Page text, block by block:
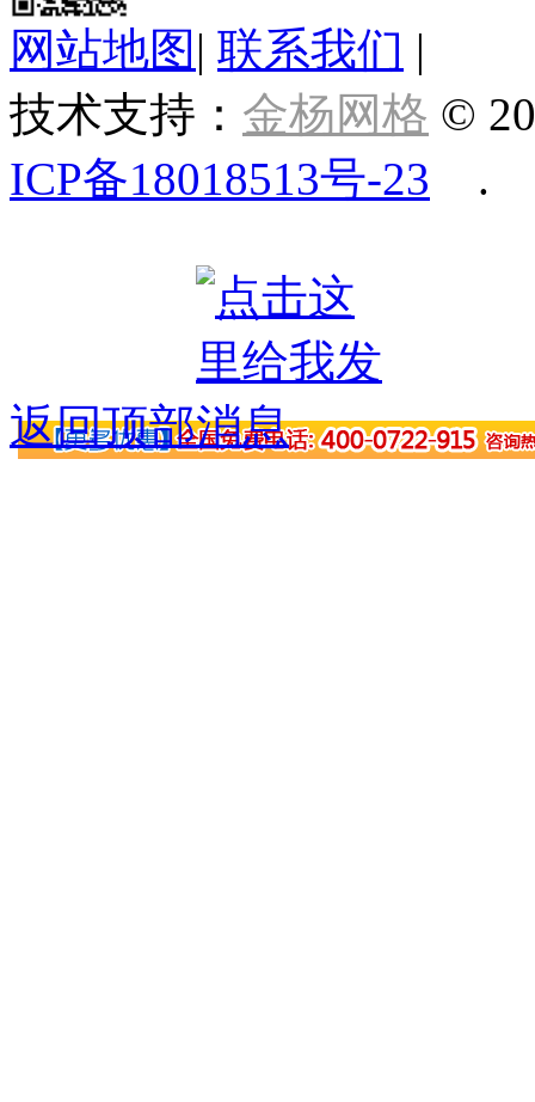
网站地图 | 联系我们 |
技术支持： 金杨网格 ©
ICP备18018513号-23 .
返回顶部